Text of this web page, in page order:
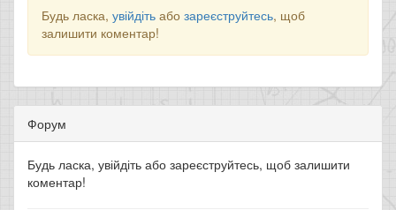
Будь ласка, увійдіть або зареєструйтесь, щоб
залишити коментар!
Форум
Будь ласка, увійдіть або зареєструйтесь, щоб залишити
коментар!